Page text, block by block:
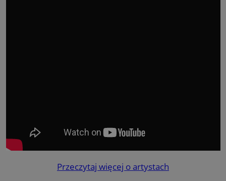
Przeczytaj więcej o artystach